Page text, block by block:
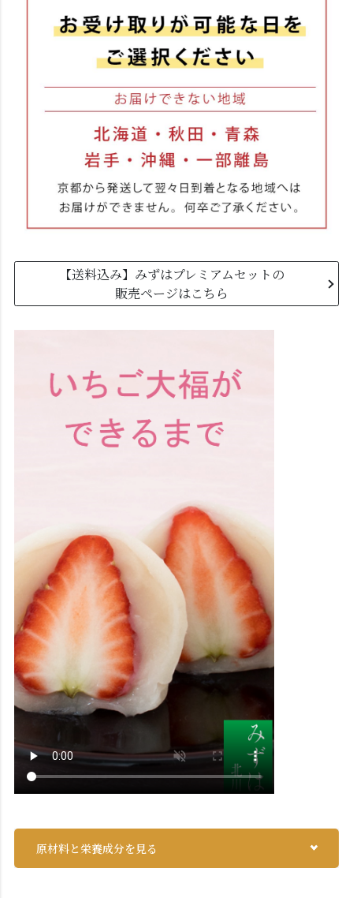
【送料込み】みずはプレミアムセットの
販売ページはこちら
原材料と栄養成分を見る